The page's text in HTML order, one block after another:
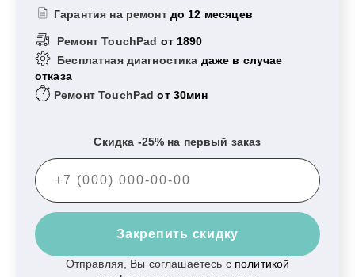
Гарантия на ремонт до 12 месяцев
Ремонт TouchPad от 1890
Бесплатная диагностика даже в случае
отказа
Ремонт TouchPad от 30мин
Скидка -25% на первый заказ
Закрепить скидку
Отправляя, Вы соглашаетесь с политикой